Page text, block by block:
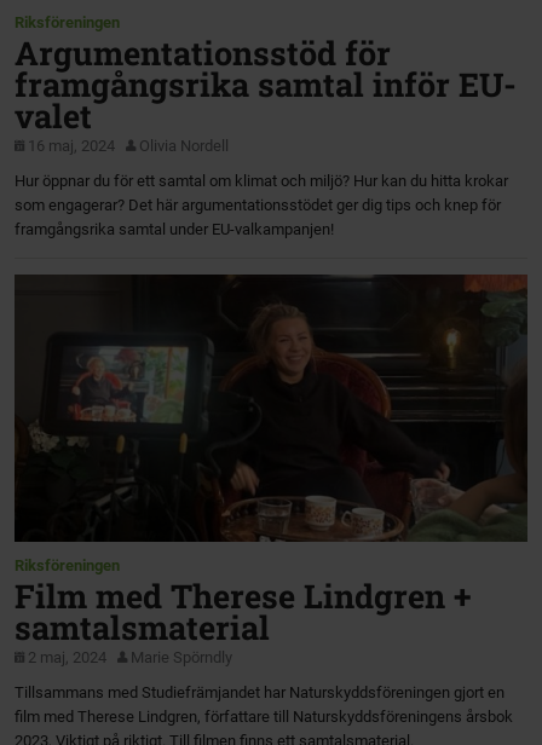
Riksföreningen
Argumentationsstöd för
framgångsrika samtal inför EU-
valet
16 maj, 2024
Olivia Nordell
Hur öppnar du för ett samtal om klimat och miljö? Hur kan du hitta krokar
som engagerar? Det här argumentationsstödet ger dig tips och knep för
framgångsrika samtal under EU-valkampanjen!
Riksföreningen
Film med Therese Lindgren +
samtalsmaterial
2 maj, 2024
Marie Spörndly
Tillsammans med Studiefrämjandet har Naturskyddsföreningen gjort en
film med Therese Lindgren, författare till Naturskyddsföreningens årsbok
2023, Viktigt på riktigt. Till filmen finns ett samtalsmaterial.